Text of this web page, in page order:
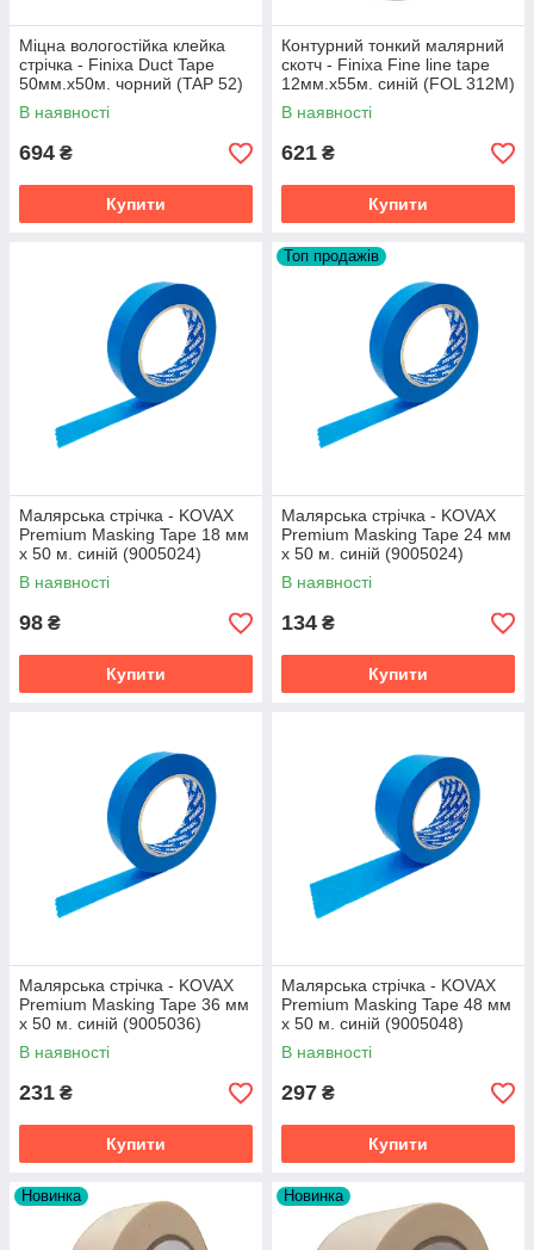
Міцна вологостійка клейка
стрічка - Finixa Duct Tape
50мм.х50м. чорний (TAP 52)
В наявності
694 ₴
Купити
Контурний тонкий малярний
скотч - Finixa Fine line tape
12мм.х55м. синій (FOL 312M)
В наявності
621 ₴
Купити
Малярська стрічка - KOVAX
Premium Masking Tape 18 мм
х 50 м. синій (9005024)
В наявності
98 ₴
Купити
Топ продажів
Малярська стрічка - KOVAX
Premium Masking Tape 24 мм
х 50 м. синій (9005024)
В наявності
134 ₴
Купити
Малярська стрічка - KOVAX
Premium Masking Tape 36 мм
х 50 м. синій (9005036)
В наявності
231 ₴
Купити
Малярська стрічка - KOVAX
Premium Masking Tape 48 мм
х 50 м. синій (9005048)
В наявності
297 ₴
Купити
Новинка Новинка